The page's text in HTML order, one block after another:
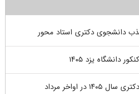
دانشجوی دکتری استاد محور
دانشگاه یزد ۱۴۰۵
در اواخر مرداد